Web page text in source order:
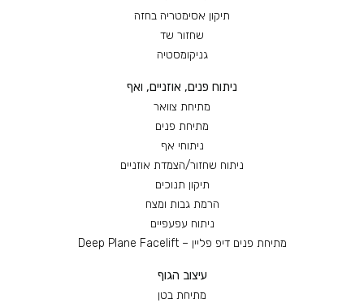
תיקון אסימטריה בחזה
שחזור שד
גניקומסטיה
ניתוח פנים, אוזניים, ואף
מתיחת צוואר
מתיחת פנים
ניתוחי אף
ניתוח שחזור/הצמדת אוזניים
תיקון תנוכים
הרמת גבות ומצח
ניתוח עפעפיים
מתיחת פנים דיפ פליין – Deep Plane Facelift
עיצוב הגוף
מתיחת בטן